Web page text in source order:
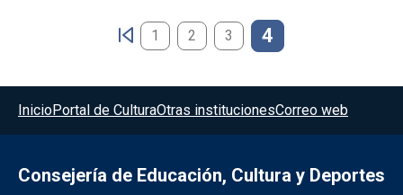
1 2 3 4
Menú del pie
InicioPortal de CulturaOtras institucionesCorreo web
Consejería de Educación, Cultura y Deportes